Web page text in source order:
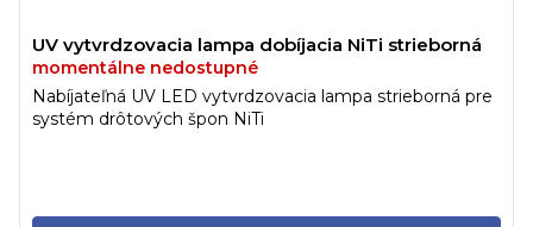
UV vytvrdzovacia lampa dobíjacia NiTi strieborná
momentálne nedostupné
Nabíjateľná UV LED vytvrdzovacia lampa strieborná pre
systém drôtových špon NiTi